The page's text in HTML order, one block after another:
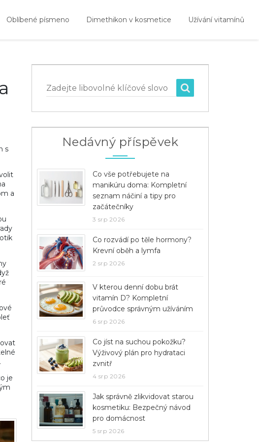
Oblíbené písmeno Dimethikon v kosmetice Užívání vitamínů
s
a
je
Zadejte libovolné klíčové slovo
Nedávný příspěvek
Co vše potřebujete na
manikúru doma: Kompletní
seznam náčiní a tipy pro
začátečníky
3 srp 2026
Co rozvádí po těle hormony?
Krevní oběh a lymfa
2 srp 2026
V kterou denní dobu brát
vitamín D? Kompletní
průvodce správným užíváním
6 srp 2026
Co jíst na suchou pokožku?
Výživový plán pro hydrataci
zvnitř
4 srp 2026
Jak správně zlikvidovat starou
kosmetiku: Bezpečný návod
pro domácnost
5 srp 2026